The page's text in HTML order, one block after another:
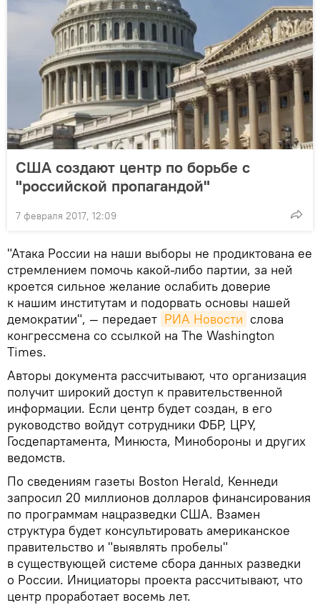
США создают центр по борьбе с
"российской пропагандой"
7 февраля 2017, 12:09
"Атака России на наши выборы не продиктована ее
стремлением помочь какой-либо партии, за ней
кроется сильное желание ослабить доверие
к нашим институтам и подорвать основы нашей
демократии", — передает РИА Новости слова
конгрессмена со ссылкой на The Washington
Times.
Авторы документа рассчитывают, что организация
получит широкий доступ к правительственной
информации. Если центр будет создан, в его
руководство войдут сотрудники ФБР, ЦРУ,
Госдепартамента, Минюста, Минобороны и других
ведомств.
По сведениям газеты Boston Herald, Кеннеди
запросил 20 миллионов долларов финансирования
по программам нацразведки США. Взамен
структура будет консультировать американское
правительство и "выявлять пробелы"
в существующей системе сбора данных разведки
о России. Инициаторы проекта рассчитывают, что
центр проработает восемь лет.